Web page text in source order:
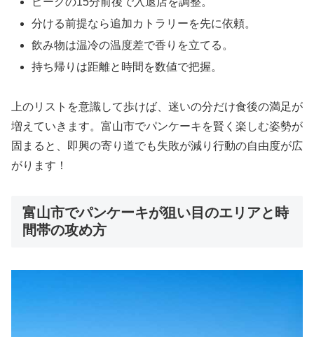
分ける前提なら追加カトラリーを先に依頼。
飲み物は温冷の温度差で香りを立てる。
持ち帰りは距離と時間を数値で把握。
上のリストを意識して歩けば、迷いの分だけ食後の満足が
増えていきます。富山市でパンケーキを賢く楽しむ姿勢が
固まると、即興の寄り道でも失敗が減り行動の自由度が広
がります！
富山市でパンケーキが狙い目のエリアと時
間帯の攻め方